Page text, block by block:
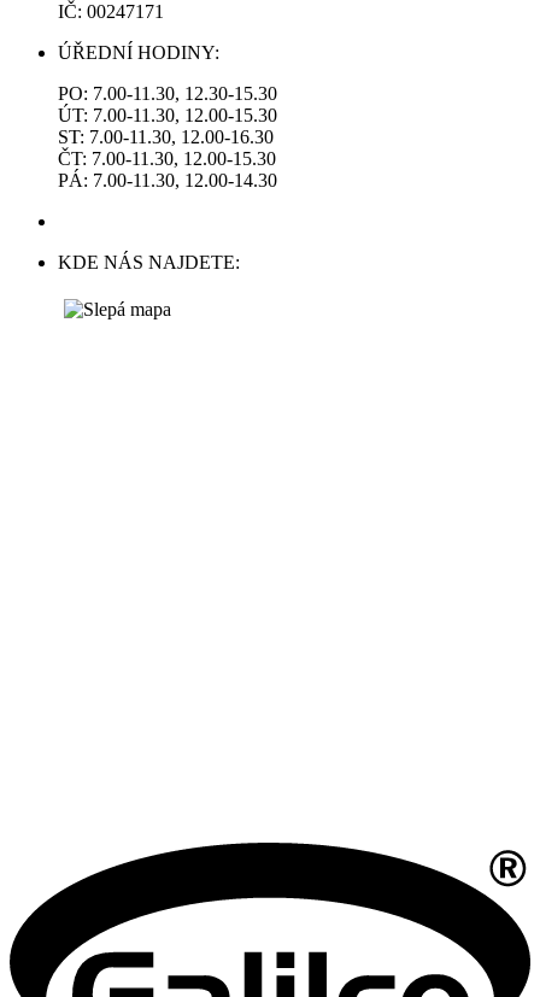
IČ: 00247171
ÚŘEDNÍ HODINY:
PO: 7.00-11.30, 12.30-15.30
ÚT: 7.00-11.30, 12.00-15.30
ST: 7.00-11.30, 12.00-16.30
ČT: 7.00-11.30, 12.00-15.30
PÁ: 7.00-11.30, 12.00-14.30
KDE NÁS NAJDETE: